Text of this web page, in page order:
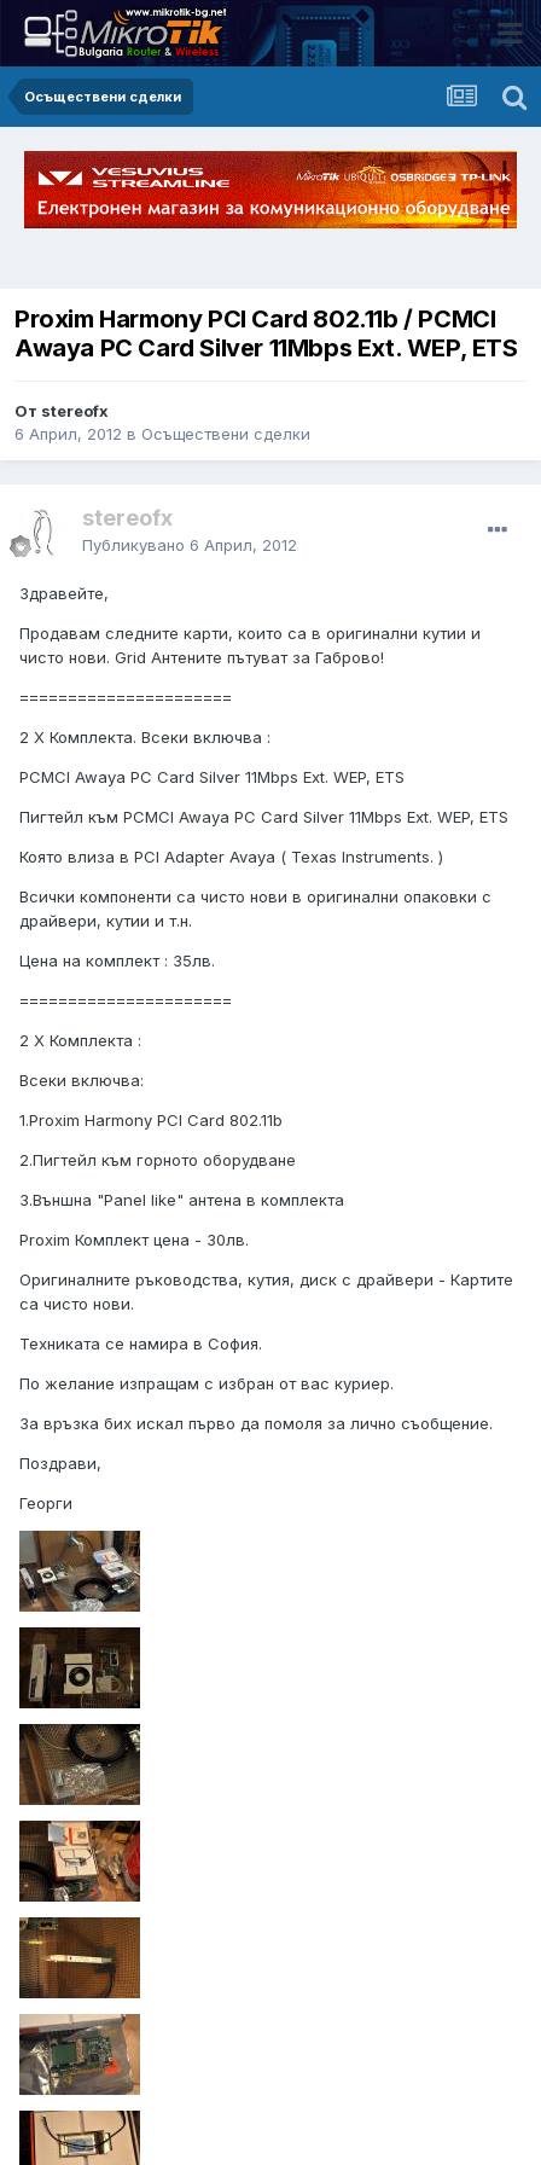
Осъществени сделки
Proxim Harmony PCI Card 802.11b / PCMCI
Awaya PC Card Silver 11Mbps Ext. WEP, ETS
От stereofx
6 Април, 2012 в Осъществени сделки
stereofx
Публикувано 6 Април, 2012
Здравейте,
Продавам следните карти, които са в оригинални кутии и
чисто нови. Grid Антените пътуват за Габрово!
======================
2 Х Комплекта. Всеки включва :
PCMCI Awaya PC Card Silver 11Mbps Ext. WEP, ETS
Пигтейл към PCMCI Awaya PC Card Silver 11Mbps Ext. WEP, ETS
Която влиза в PCI Adapter Avaya ( Texas Instruments. )
Всички компоненти са чисто нови в оригинални опаковки с
драйвери, кутии и т.н.
Цена на комплект : 35лв.
======================
2 Х Комплекта :
Всеки включва:
1.Proxim Harmony PCI Card 802.11b
2.Пигтейл към горното оборудване
3.Външна "Panel like" антена в комплекта
Proxim Комплект цена - 30лв.
Оригиналните ръководства, кутия, диск с драйвери - Картите
са чисто нови.
Техниката се намира в София.
По желание изпращам с избран от вас куриер.
За връзка бих искал първо да помоля за лично съобщение.
Поздрави,
Георги